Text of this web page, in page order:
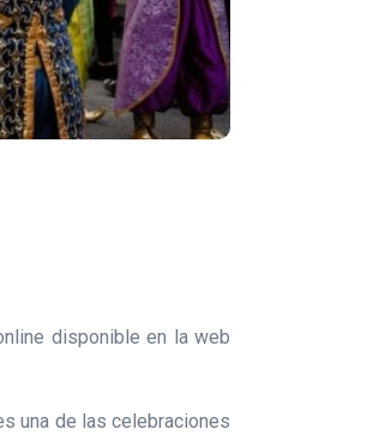
disponible en la web
una de las celebraciones